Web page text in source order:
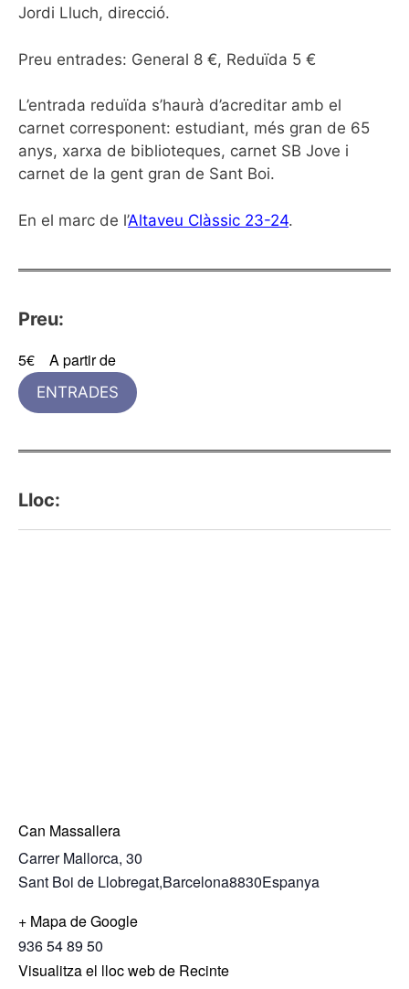
Jordi Lluch, direcció.
Preu entrades: General 8 €, Reduïda 5 €
L’entrada reduïda s’haurà d’acreditar amb el
carnet corresponent: estudiant, més gran de 65
anys, xarxa de biblioteques, carnet SB Jove i
carnet de la gent gran de Sant Boi.
En el marc de l’Altaveu Clàssic 23-24.
Preu:
5€ A partir de
ENTRADES
Lloc:
Can Massallera
Carrer Mallorca, 30
Sant Boi de Llobregat,Barcelona8830Espanya
+ Mapa de Google
936 54 89 50
Visualitza el lloc web de Recinte